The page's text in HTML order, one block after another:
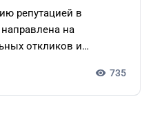
репутацией в
на
откликов и
735